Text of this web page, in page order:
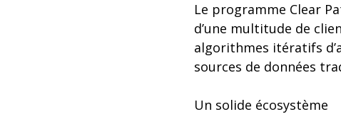
Le programme Clear
d’une multitude de
algorithmes itératifs
sources de données
Un solide écosystème